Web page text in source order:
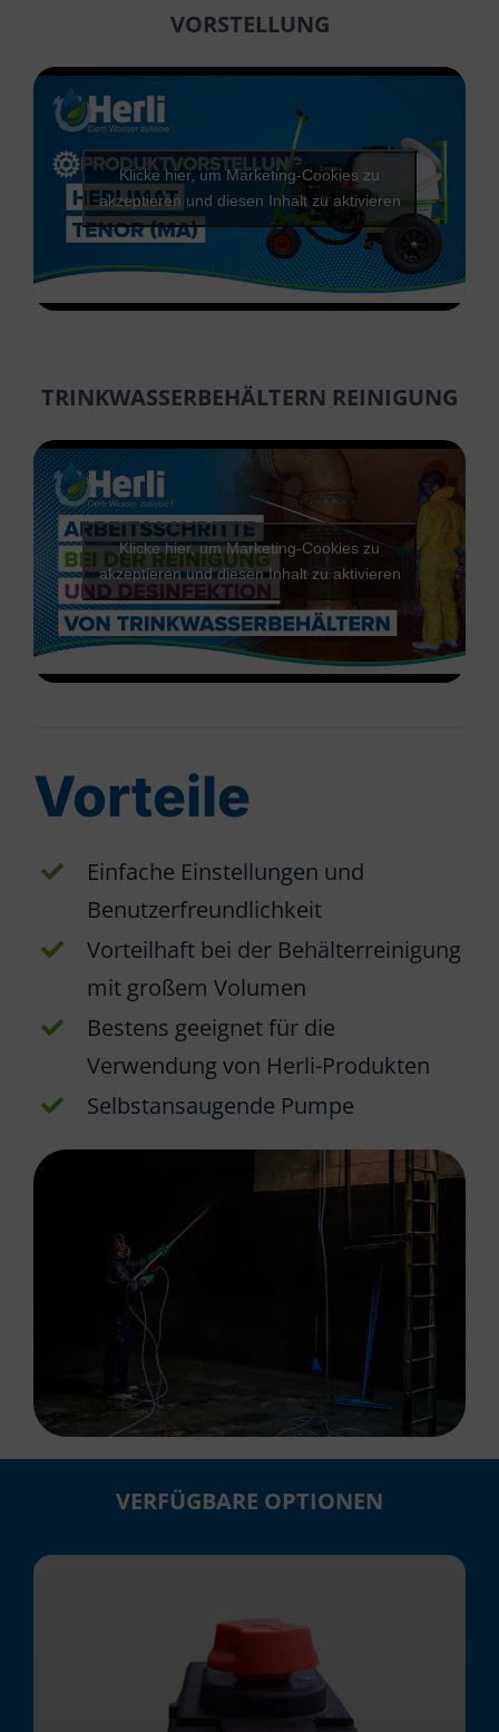
VORSTELLUNG
Klicke hier, um Marketing-Cookies zu
akzeptieren und diesen Inhalt zu aktivieren
TRINKWASSERBEHÄLTERN REINIGUNG
Klicke hier, um Marketing-Cookies zu
akzeptieren und diesen Inhalt zu aktivieren
Vorteile
Einfache Einstellungen und
Benutzerfreundlichkeit
Vorteilhaft bei der Behälterreinigung
mit großem Volumen
Bestens geeignet für die
Verwendung von Herli-Produkten
Selbstansaugende Pumpe
VERFÜGBARE OPTIONEN